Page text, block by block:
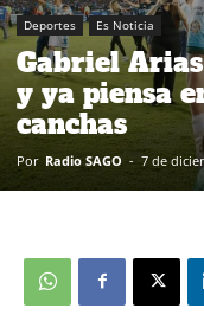
Deportes Es Noticia
Gabriel
y ya piensa
canchas
Por Radio SAGO - 7 de